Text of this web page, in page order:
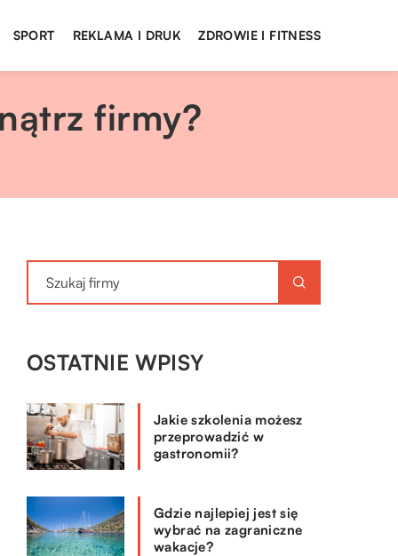
SPORT REKLAMA I DRUK ZDROWIE I FITNESS
firmy?
OSTATNIE WPISY
Jakie szkolenia możesz
przeprowadzić w
gastronomii?
Gdzie najlepiej jest się
wybrać na zagraniczne
wakacje?